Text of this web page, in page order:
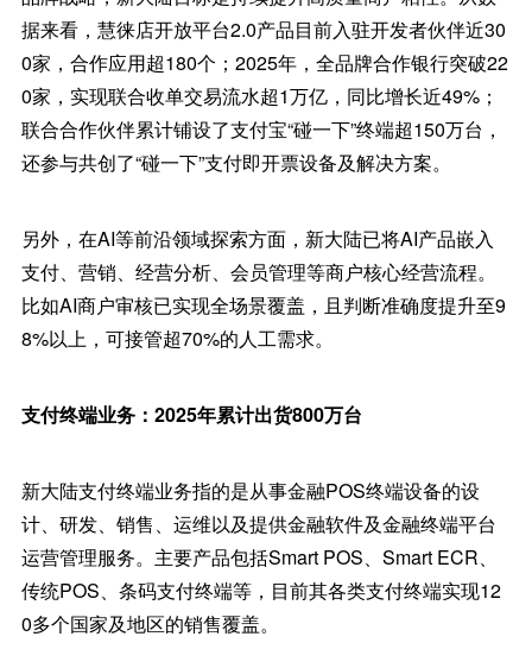
据来看，慧徕店开放平台2.0产品目前入驻开发者伙伴近30
0家，合作应用超180个；2025年，全品牌合作银行突破22
0家，实现联合收单交易流水超1万亿，同比增长近49%；
联合合作伙伴累计铺设了支付宝“碰一下”终端超150万台，
还参与共创了“碰一下”支付即开票设备及解决方案。
另外，在AI等前沿领域探索方面，新大陆已将AI产品嵌入
支付、营销、经营分析、会员管理等商户核心经营流程。
比如AI商户审核已实现全场景覆盖，且判断准确度提升至9
8%以上，可接管超70%的人工需求。
支付终端业务：2025年累计出货800万台
新大陆支付终端业务指的是从事金融POS终端设备的设
计、研发、销售、运维以及提供金融软件及金融终端平台
运营管理服务。主要产品包括Smart POS、Smart ECR、
传统POS、条码支付终端等，目前其各类支付终端实现12
0多个国家及地区的销售覆盖。